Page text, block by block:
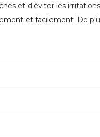
et d'éviter les
et facilement. De